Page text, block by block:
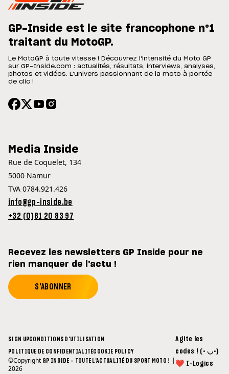
GP-Inside est le site francophone n°1
traitant du MotoGP.
Le MotoGP à toute vitesse ! Découvrez l'intensité du Moto GP
sur GP-Inside.com : actualités, résultats, interviews, analyses,
photos et vidéos. L'univers passionnant de la moto à portée
de clic !
Media Inside
Rue de Coquelet, 134
5000 Namur
TVA 0784.921.426
info@gp-inside.be
+32 (0)81 20 83 97
Recevez les newsletters GP Inside pour ne
rien manquer de l'actu !
S'ABONNER
SIGN UPCONDITIONS D'UTILISATION
POLITIQUE DE CONFIDENTIALITÉCOOKIE POLICY
©Copyright GP INSIDE - TOUTE L'ACTUALITÉ DU SPORT MOTO ! |
2026
Agite les
codes ! (• ◡•)
❤ I-Logics